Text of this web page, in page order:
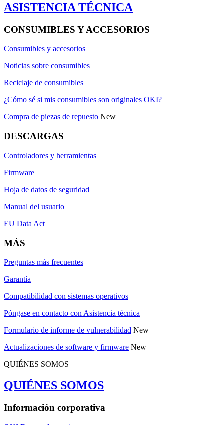
ASISTENCIA TÉCNICA
CONSUMIBLES Y ACCESORIOS
Consumibles y accesorios
Noticias sobre consumibles
Reciclaje de consumibles
¿Cómo sé si mis consumibles son originales OKI?
Compra de piezas de repuesto New
DESCARGAS
Controladores y herramientas
Firmware
Hoja de datos de seguridad
Manual del usuario
EU Data Act
MÁS
Preguntas más frecuentes
Garantía
Compatibilidad con sistemas operativos
Póngase en contacto con Asistencia técnica
Formulario de informe de vulnerabilidad New
Actualizaciones de software y firmware New
QUIÉNES SOMOS
QUIÉNES SOMOS
Información corporativa